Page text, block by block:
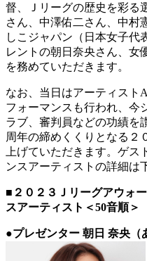
督、Ｊリーグの歴史を彩る
さん、中澤佑二さん、中村
しこジャパン（日本女子代
レントの朝日奈央さん、女
を務めていただきます。
なお、当日はアーティスト
フォーマンスも行われ、今
ラブ、審判員などの功績を
周年の締めくくりとなる２
上げていただきます。ゲ
ンスアーティストの詳細は
■２０２３Ｊリーグアウォ
スアーティスト＜50音順＞
●プレゼンター 朝日 奈央（